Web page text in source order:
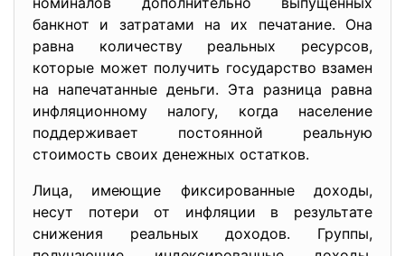
банкнот и затратами на их печатание. Она
равна количеству реальных ресурсов,
которые может получить государство взамен
на напечатанные деньги. Эта разница равна
инфляционному налогу, когда население
поддерживает постоянной реальную
стоимость своих денежных остатков.
Лица, имеющие фиксированные доходы,
несут потери от инфляции в результате
снижения реальных доходов. Группы,